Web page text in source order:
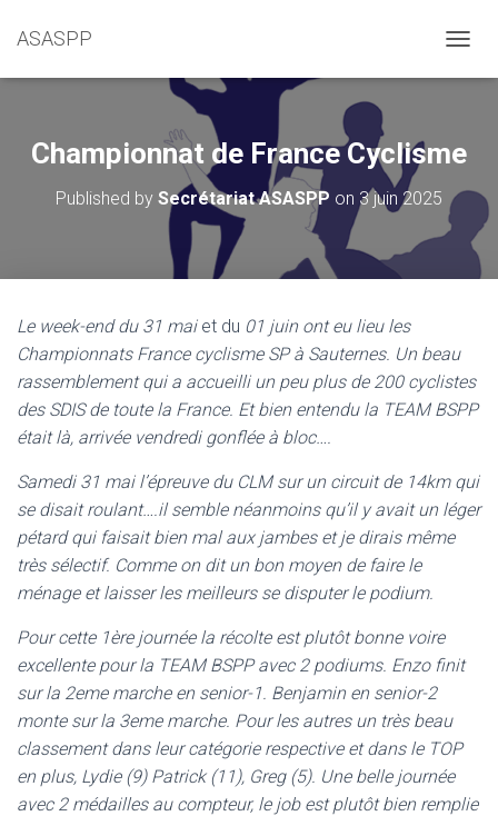
ASASPP
Championnat de France Cyclisme
Published by Secrétariat ASASPP on 3 juin 2025
Le week-end du 31 mai et du 01 juin ont eu lieu les
Championnats France cyclisme SP à Sauternes. Un beau
rassemblement qui a accueilli un peu plus de 200 cyclistes
des SDIS de toute la France. Et bien entendu la TEAM BSPP
était là, arrivée vendredi gonflée à bloc….
Samedi 31 mai l’épreuve du CLM sur un circuit de 14km qui
se disait roulant….il semble néanmoins qu’il y avait un léger
pétard qui faisait bien mal aux jambes et je dirais même
très sélectif. Comme on dit un bon moyen de faire le
ménage et laisser les meilleurs se disputer le podium.
Pour cette 1ère journée la récolte est plutôt bonne voire
excellente pour la TEAM BSPP avec 2 podiums. Enzo finit
sur la 2eme marche en senior-1. Benjamin en senior-2
monte sur la 3eme marche. Pour les autres un très beau
classement dans leur catégorie respective et dans le TOP
en plus, Lydie (9) Patrick (11), Greg (5). Une belle journée
avec 2 médailles au compteur, le job est plutôt bien remplie